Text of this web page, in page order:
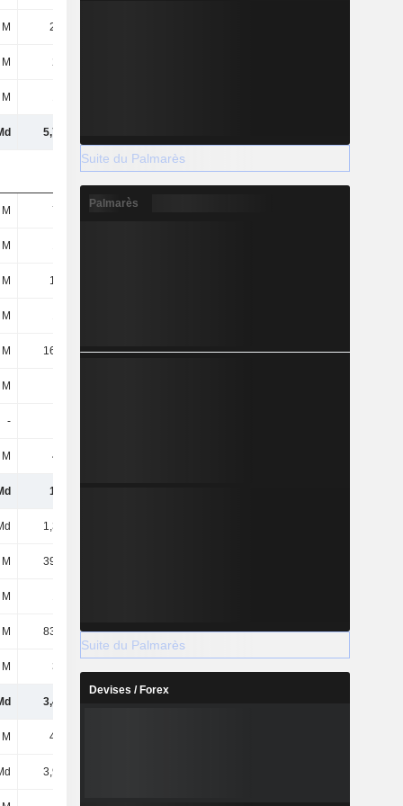
2,82 M
209 M
5,71 Md
763 M 795 M
1,73 M
16,69 M 26,35 M 19,92 M
-
408 M
1,6 Md
1,35 Md
39,74 M
83,35 M 84,12 M 93,06 M
317 M
3,49 Md
4,74 M
3,96 Md
Suite du Palmarès
Palmarès
Suite du Palmarès
Devises / Forex